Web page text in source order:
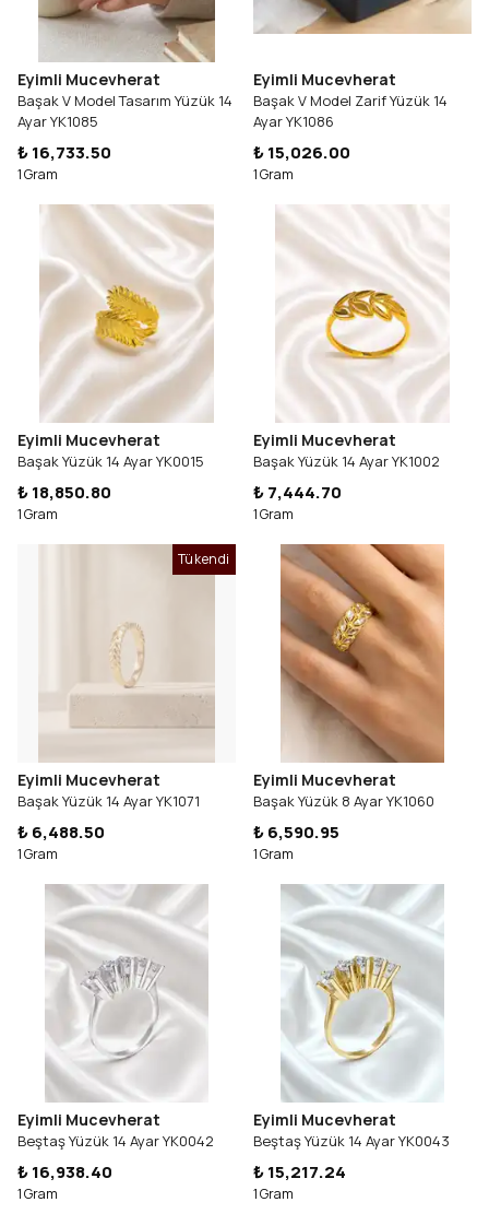
Eyimli Mucevherat
Başak V Model Tasarım Yüzük 14
Ayar YK1085
₺ 16,733.50
1 Gram
Eyimli Mucevherat
Başak V Model Zarif Yüzük 14
Ayar YK1086
₺ 15,026.00
1 Gram
Eyimli Mucevherat
Başak Yüzük 14 Ayar YK0015
₺ 18,850.80
1 Gram
Eyimli Mucevherat
Başak Yüzük 14 Ayar YK1002
₺ 7,444.70
1 Gram
Tükendi
Eyimli Mucevherat
Başak Yüzük 14 Ayar YK1071
₺ 6,488.50
1 Gram
Eyimli Mucevherat
Başak Yüzük 8 Ayar YK1060
₺ 6,590.95
1 Gram
Eyimli Mucevherat
Beştaş Yüzük 14 Ayar YK0042
₺ 16,938.40
1 Gram
Eyimli Mucevherat
Beştaş Yüzük 14 Ayar YK0043
₺ 15,217.24
1 Gram